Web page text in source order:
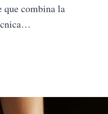
que combina la